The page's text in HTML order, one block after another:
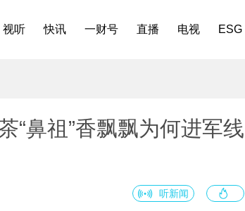
视听 快讯 一财号 直播 电视 ESG
“鼻祖”香飘飘为何进军线
听新闻